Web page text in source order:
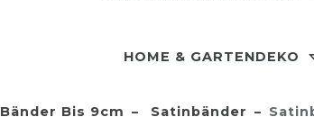
HOME & GARTENDEKO
Bänder Bis 9cm Satinbänder